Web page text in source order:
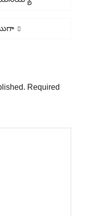
Required